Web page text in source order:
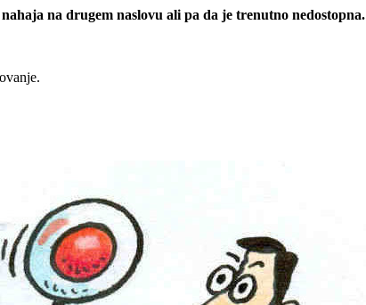
na drugem naslovu ali pa da je trenutno nedostopna.